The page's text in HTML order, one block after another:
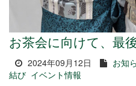
お茶会に向けて、最
2024年09月12日 お知
結び イベント情報